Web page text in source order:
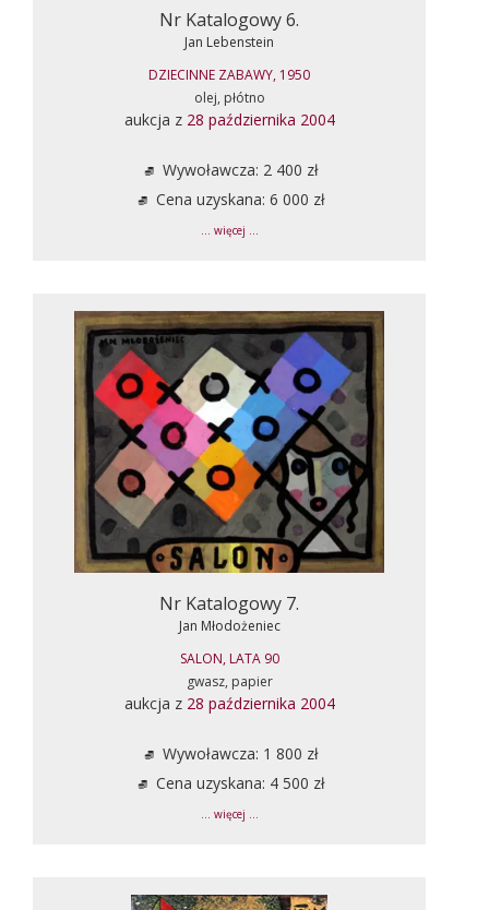
Nr Katalogowy 6.
Jan Lebenstein
DZIECINNE ZABAWY, 1950
olej, płótno
aukcja z 28 października 2004
Wywoławcza: 2 400 zł
Cena uzyskana: 6 000 zł
... więcej ...
Nr Katalogowy 7.
Jan Młodożeniec
SALON, LATA 90
gwasz, papier
aukcja z 28 października 2004
Wywoławcza: 1 800 zł
Cena uzyskana: 4 500 zł
... więcej ...